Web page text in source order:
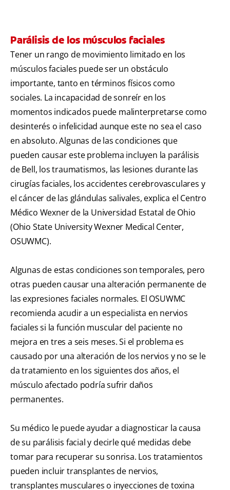
Parálisis de los músculos faciales
Tener un rango de movimiento limitado en los
músculos faciales puede ser un obstáculo
importante, tanto en términos físicos como
sociales. La incapacidad de sonreír en los
momentos indicados puede malinterpretarse como
desinterés o infelicidad aunque este no sea el caso
en absoluto. Algunas de las condiciones que
pueden causar este problema incluyen la parálisis
de Bell, los traumatismos, las lesiones durante las
cirugías faciales, los accidentes cerebrovasculares y
el cáncer de las glándulas salivales, explica el Centro
Médico Wexner de la Universidad Estatal de Ohio
(Ohio State University Wexner Medical Center,
OSUWMC).
Algunas de estas condiciones son temporales, pero
otras pueden causar una alteración permanente de
las expresiones faciales normales. El OSUWMC
recomienda acudir a un especialista en nervios
faciales si la función muscular del paciente no
mejora en tres a seis meses. Si el problema es
causado por una alteración de los nervios y no se le
da tratamiento en los siguientes dos años, el
músculo afectado podría sufrir daños
permanentes.
Su médico le puede ayudar a diagnosticar la causa
de su parálisis facial y decirle qué medidas debe
tomar para recuperar su sonrisa. Los tratamientos
pueden incluir transplantes de nervios,
transplantes musculares o inyecciones de toxina